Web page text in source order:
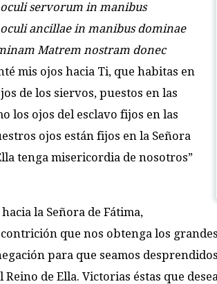
oculi servorum in manibus
ancillae in manibus dominae
Matrem nostram donec
mis ojos hacia Ti, que habitas en
de los siervos, puestos en las
los ojos del esclavo fijos en las
ojos están fijos en la Señora
tenga misericordia de nosotros”
la Señora de Fátima,
que nos obtenga los
para que seamos
de Ella. Victorias éstas que